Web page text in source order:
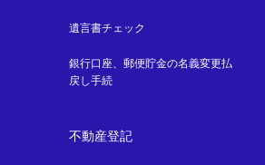
遺言書チェック
銀行口座、郵便貯金の名義変更払
戻し手続
不動産登記